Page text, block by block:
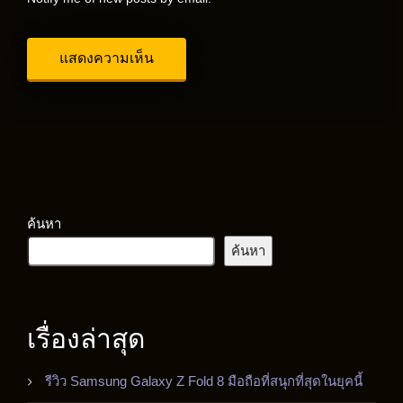
ค้นหา
ค้นหา
เรื่องล่าสุด
รีวิว Samsung Galaxy Z Fold 8 มือถือที่สนุกที่สุดในยุคนี้